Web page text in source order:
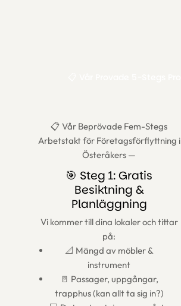
📋 Vår Beprövade Fem-Stegs
Arbetstakt för Företagsförflyttning i
Österåkers —
🎯 Steg 1: Gratis
Besiktning &
Planläggning
Vi kommer till dina lokaler och tittar
på:
📐 Mängd av möbler &
instrument
🚪 Passager, uppgångar,
trapphus (kan allt ta sig in?)